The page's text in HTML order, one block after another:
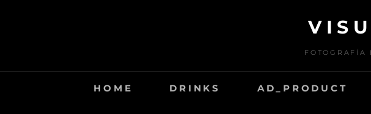
FOTOGRAFÍA
HOME DRINKS AD_PRODUCT